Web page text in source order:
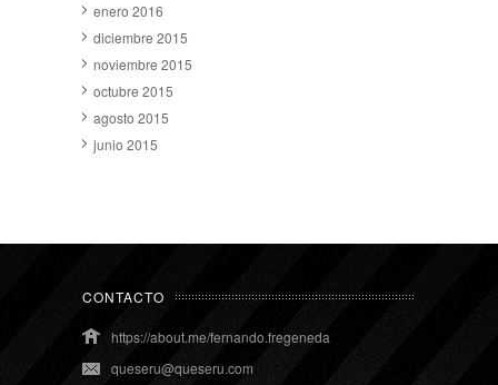
enero 2016
diciembre 2015
noviembre 2015
octubre 2015
agosto 2015
junio 2015
CONTACTO
https://about.me/fernando.fregeneda
queseru@queseru.com